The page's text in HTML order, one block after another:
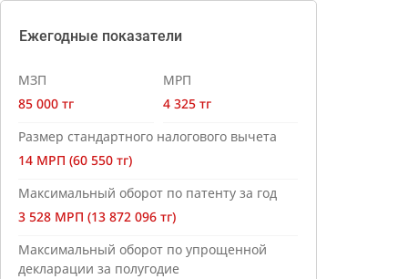
Ежегодные показатели
МЗП
85 000 тг
МРП
4 325 тг
Размер стандартного налогового вычета
14 МРП (60 550 тг)
Максимальный оборот по патенту за год
3 528 МРП (13 872 096 тг)
Максимальный оборот по упрощенной
декларации за полугодие